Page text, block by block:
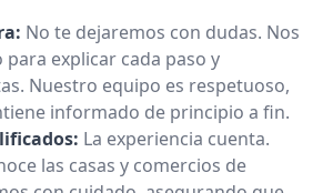
No te dejaremos con dudas. Nos
explicar cada paso y
Nuestro equipo es respetuoso,
informado de principio a fin.
La experiencia cuenta.
las casas y comercios de